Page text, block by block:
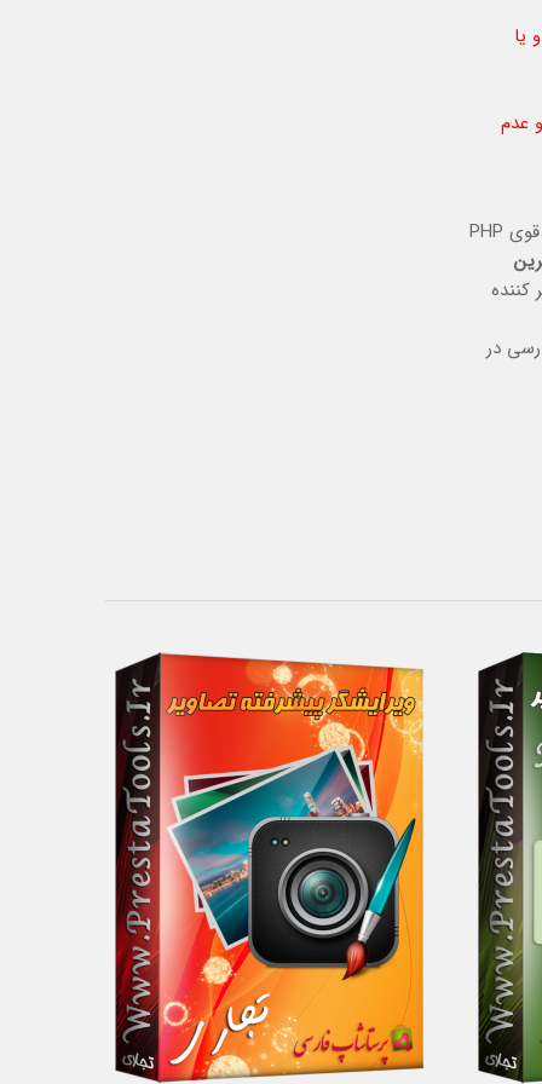
یا
عدم
اسکریپتی بسیار قوی و رایگان که توسط سایت Prestashop.com ساخته شده است كه با ويژگي Opensource بودن آن و كدنويسي قوي PHP
بهترين
كننده
در